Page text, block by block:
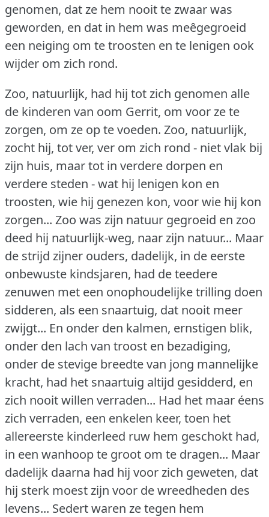
genomen, dat ze hem nooit te zwaar was
geworden, en dat in hem was meêgegroeid
een neiging om te troosten en te lenigen ook
wijder om zich rond.
Zoo, natuurlijk, had hij tot zich genomen alle
de kinderen van oom Gerrit, om voor ze te
zorgen, om ze op te voeden. Zoo, natuurlijk,
zocht hij, tot ver, ver om zich rond - niet vlak bij
zijn huis, maar tot in verdere dorpen en
verdere steden - wat hij lenigen kon en
troosten, wie hij genezen kon, voor wie hij kon
zorgen... Zoo was zijn natuur gegroeid en zoo
deed hij natuurlijk-weg, naar zijn natuur... Maar
de strijd zijner ouders, dadelijk, in de eerste
onbewuste kindsjaren, had de teedere
zenuwen met een onophoudelijke trilling doen
sidderen, als een snaartuig, dat nooit meer
zwijgt... En onder den kalmen, ernstigen blik,
onder den lach van troost en bezadiging,
onder de stevige breedte van jong mannelijke
kracht, had het snaartuig altijd gesidderd, en
zich nooit willen verraden... Had het maar éens
zich verraden, een enkelen keer, toen het
allereerste kinderleed ruw hem geschokt had,
in een wanhoop te groot om te dragen... Maar
dadelijk daarna had hij voor zich geweten, dat
hij sterk moest zijn voor de wreedheden des
levens... Sedert waren ze tegen hem